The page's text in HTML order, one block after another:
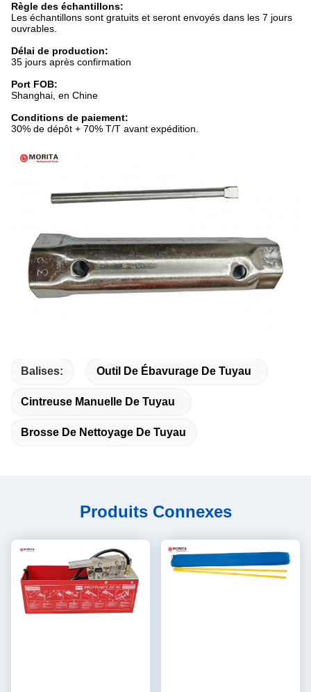
Règle des échantillons:
Les échantillons sont gratuits et seront envoyés dans les 7 jours
ouvrables.
Délai de production:
35 jours après confirmation
Port FOB:
Shanghai, en Chine
Conditions de paiement:
30% de dépôt + 70% T/T avant expédition.
Balises: Outil De Ébavurage De Tuyau
Cintreuse Manuelle De Tuyau
Brosse De Nettoyage De Tuyau
Produits Connexes